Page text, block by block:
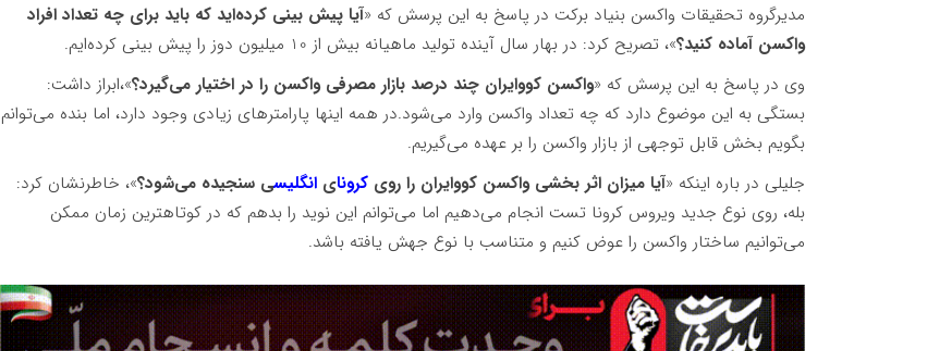
مدیرگروه تحقیقات واکسن بنیاد برکت در پاسخ به این پرسش که «آیا پیش بینی کرده‌اید که باید برای چه تعداد افراد
واکسن آماده کنید؟»، تصریح کرد: در بهار سال آینده تولید ماهیانه بیش از 10 میلیون دوز را پیش بینی کرده‌ایم.
وی در پاسخ به این پرسش که «واکسن کووایران چند درصد بازار مصرفی واکسن را در اختیار می‌گیرد؟»،ابراز داشت:
بستگی به این موضوع دارد که چه تعداد واکسن وارد می‌شود.در همه اینها پارامترهای زیادی وجود دارد، اما بنده می‌توانم
بگویم بخش قابل توجهی از بازار واکسن را بر عهده می‌گیریم.
جلیلی در باره اینکه «آیا میزان اثر بخشی واکسن کووایران را رویکرونایانگلیسی سنجیده می‌شود؟»، خاطرنشان کرد:
بله، روی نوع جدید ویروس کرونا تست انجام می‌دهیم اما می‌توانم این نوید را بدهم که در کوتاهترین زمان ممکن
می‌توانیم ساختار واکسن را عوض کنیم و متناسب با نوع جهش یافته باشد.